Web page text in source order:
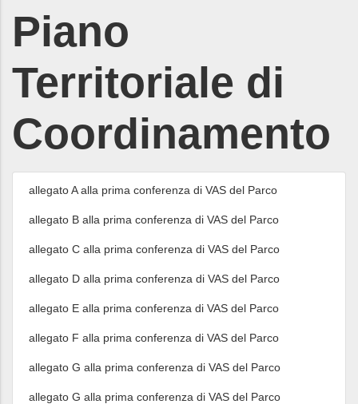
Piano
Territoriale di
Coordinamento
allegato A alla prima conferenza di VAS del Parco
allegato B alla prima conferenza di VAS del Parco
allegato C alla prima conferenza di VAS del Parco
allegato D alla prima conferenza di VAS del Parco
allegato E alla prima conferenza di VAS del Parco
allegato F alla prima conferenza di VAS del Parco
allegato G alla prima conferenza di VAS del Parco
allegato G alla prima conferenza di VAS del Parco